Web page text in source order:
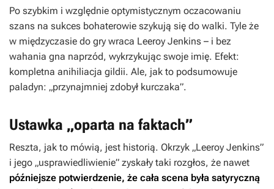
Po szybkim i względnie optymistycznym oczacowaniu
szans na sukces bohaterowie szykują się do walki. Tyle że
w międzyczasie do gry wraca Leeroy Jenkins – i bez
wahania gna naprzód, wykrzykując swoje imię. Efekt:
kompletna anihiliacja gildii. Ale, jak to podsumowuje
paladyn: „przynajmniej zdobył kurczaka”.
Ustawka „oparta na faktach”
Reszta, jak to mówią, jest historią. Okrzyk „Leeroy Jenkins”
i jego „usprawiedliwienie” zyskały taki rozgłos, że nawet
późniejsze potwierdzenie, że cała scena była satyryczną